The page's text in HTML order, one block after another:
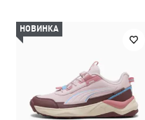
НОВИНКА